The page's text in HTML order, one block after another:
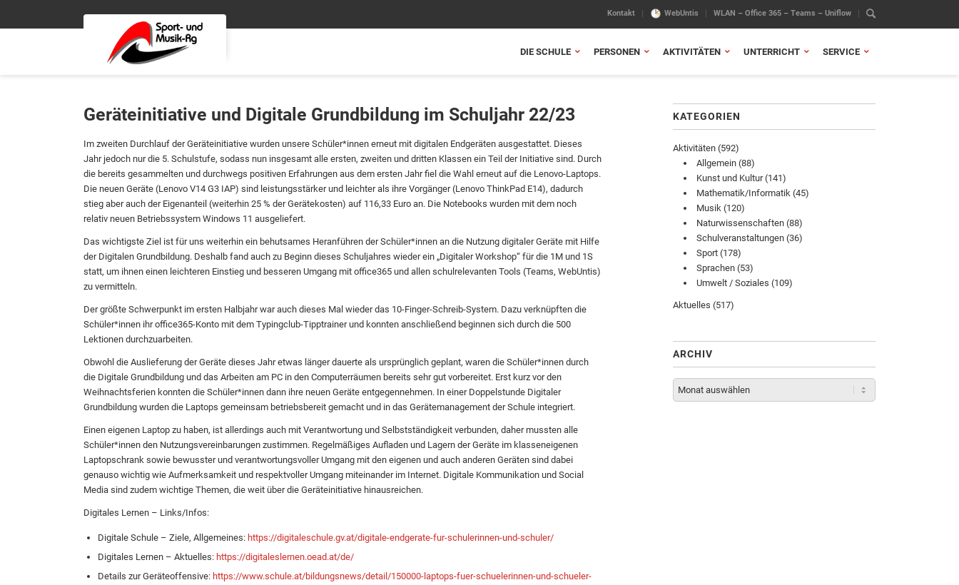
Kontakt WebUntis WLAN – Office 365 – Teams – Uniflow
DIE SCHULE PERSONEN AKTIVITÄTEN UNTERRICHT SERVICE
Geräteinitiative und Digitale Grundbildung im Schuljahr 22/23
Im zweiten Durchlauf der Geräteinitiative wurden unsere Schüler*innen erneut mit digitalen Endgeräten ausgestattet. Dieses
Jahr jedoch nur die 5. Schulstufe, sodass nun insgesamt alle ersten, zweiten und dritten Klassen ein Teil der Initiative sind. Durch
die bereits gesammelten und durchwegs positiven Erfahrungen aus dem ersten Jahr fiel die Wahl erneut auf die Lenovo-Laptops.
Die neuen Geräte (Lenovo V14 G3 IAP) sind leistungsstärker und leichter als ihre Vorgänger (Lenovo ThinkPad E14), dadurch
stieg aber auch der Eigenanteil (weiterhin 25 % der Gerätekosten) auf 116,33 Euro an. Die Notebooks wurden mit dem noch
relativ neuen Betriebssystem Windows 11 ausgeliefert.
Das wichtigste Ziel ist für uns weiterhin ein behutsames Heranführen der Schüler*innen an die Nutzung digitaler Geräte mit Hilfe
der Digitalen Grundbildung. Deshalb fand auch zu Beginn dieses Schuljahres wieder ein „Digitaler Workshop“ für die 1M und 1S
statt, um ihnen einen leichteren Einstieg und besseren Umgang mit office365 und allen schulrelevanten Tools (Teams, WebUntis)
zu vermitteln.
Der größte Schwerpunkt im ersten Halbjahr war auch dieses Mal wieder das 10-Finger-Schreib-System. Dazu verknüpften die
Schüler*innen ihr office365-Konto mit dem Typingclub-Tipptrainer und konnten anschließend beginnen sich durch die 500
Lektionen durchzuarbeiten.
Obwohl die Auslieferung der Geräte dieses Jahr etwas länger dauerte als ursprünglich geplant, waren die Schüler*innen durch
die Digitale Grundbildung und das Arbeiten am PC in den Computerräumen bereits sehr gut vorbereitet. Erst kurz vor den
Weihnachtsferien konnten die Schüler*innen dann ihre neuen Geräte entgegennehmen. In einer Doppelstunde Digitaler
Grundbildung wurden die Laptops gemeinsam betriebsbereit gemacht und in das Gerätemanagement der Schule integriert.
Einen eigenen Laptop zu haben, ist allerdings auch mit Verantwortung und Selbstständigkeit verbunden, daher mussten alle
Schüler*innen den Nutzungsvereinbarungen zustimmen. Regelmäßiges Aufladen und Lagern der Geräte im klasseneigenen
Laptopschrank sowie bewusster und verantwortungsvoller Umgang mit den eigenen und auch anderen Geräten sind dabei
genauso wichtig wie Aufmerksamkeit und respektvoller Umgang miteinander im Internet. Digitale Kommunikation und Social
Media sind zudem wichtige Themen, die weit über die Geräteinitiative hinausreichen.
Digitales Lernen – Links/Infos:
Digitale Schule – Ziele, Allgemeines: https://digitaleschule.gv.at/digitale-endgerate-fur-schulerinnen-und-schuler/
Digitales Lernen – Aktuelles: https://digitaleslernen.oead.at/de/
Details zur Geräteoffensive: https://www.schule.at/bildungsnews/detail/150000-laptops-fuer-schuelerinnen-und-schueler-
KATEGORIEN
Aktivitäten(592)
Allgemein(88)
Kunst und Kultur(141)
Mathematik/Informatik(45)
Musik(120)
Naturwissenschaften(88)
Schulveranstaltungen(36)
Sport(178)
Sprachen(53)
Umwelt / Soziales (109)
Aktuelles (517)
ARCHIV